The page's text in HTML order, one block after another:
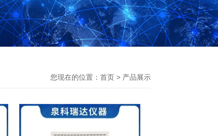
您现在的位置： 首页 > 产品展示